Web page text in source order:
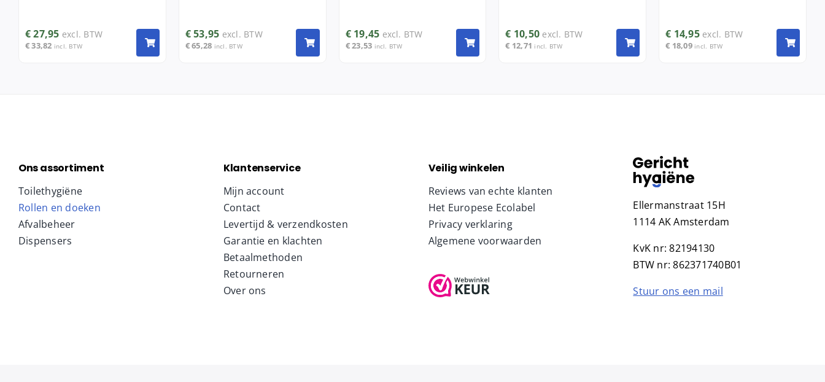
€27,95 excl. BTW
€33,82 incl. BTW
€53,95 excl. BTW
€65,28 incl. BTW
€19,45 excl. BTW
€23,53 incl. BTW
€ 10,50 excl. BTW
€ 12,71 incl. BTW
€ 14,95 excl. BTW
€ 18,09 incl. BTW
Ons assortiment
Toilethygiëne
Rollen en doeken
Afvalbeheer
Dispensers
Klantenservice
Mijn account
Contact
Levertijd & verzendkosten
Garantie en klachten
Betaalmethoden
Retourneren
Over ons
Veilig winkelen
Reviews van echte klanten
Het Europese Ecolabel
Privacy verklaring
Algemene voorwaarden
Ellermanstraat 15H
1114 AK Amsterdam
KvK nr: 82194130
BTW nr: 862371740B01
Stuur ons een mail